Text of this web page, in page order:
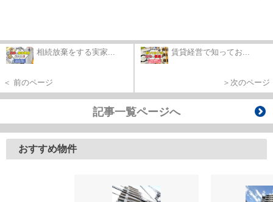
相続放棄をする実家...
＜ 前のページ
賃貸経営で知ってお...
＞次のページ
記事一覧ページへ
おすすめ物件